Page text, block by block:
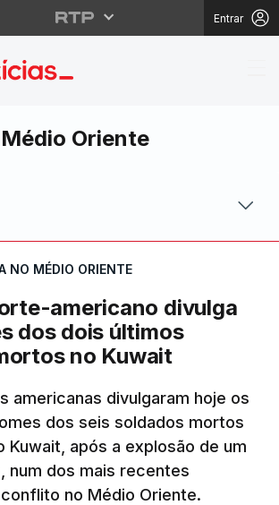
Entrar
norte-
Oriente
NO MÉDIO ORIENTE
americano divulga
dos dois últimos
no Kuwait
americanas divulgaram hoje os
dos seis soldados mortos
Kuwait, após a explosão de um
num dos mais recentes
no Médio Oriente.